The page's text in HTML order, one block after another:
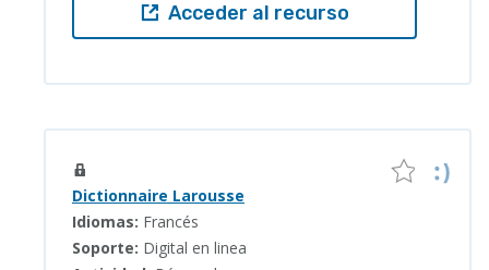
Acceder al recurso
Dictionnaire Larousse
Idiomas: Francés
Soporte: Digital en linea